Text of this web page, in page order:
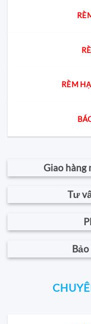
RÈM
Giao hàng
Tư